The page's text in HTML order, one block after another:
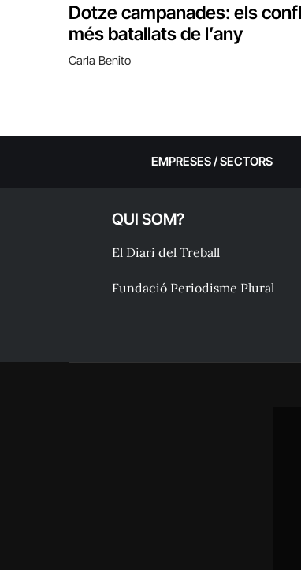
Dotze campanades: els
més batallats de l’any
Carla Benito
EMPRESES / SECTORS
QUI SOM?
El Diari del Treball
Fundació Periodisme Plural